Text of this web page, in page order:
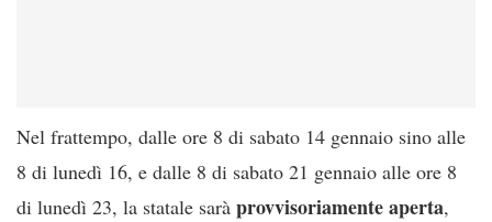
Nel frattempo, dalle ore 8 di sabato 14 gennaio sino alle
8 di lunedì 16, e dalle 8 di sabato 21 gennaio alle ore 8
di lunedì 23, la statale sarà provvisoriamente aperta,